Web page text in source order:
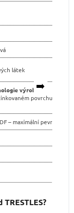
➡️
látek
výroby
povrchu pro
– maximální pevnost